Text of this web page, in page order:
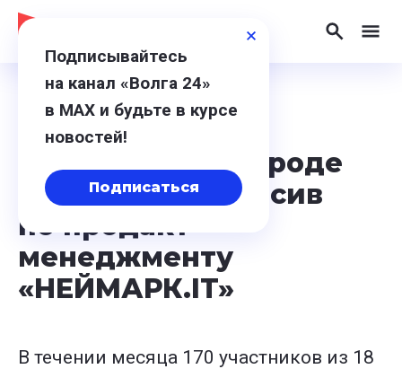
8 августа 2024, 15:52
В Нижнем Новгороде
стартовал интенсив
по продакт-
менеджменту
«НЕЙМАРК.IT»
В течении месяца 170 участников из 18
Подписывайтесь
на канал «Волга 24»
в МАХ и будьте в курсе
новостей!
Подписаться